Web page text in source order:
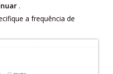
.
a frequência de